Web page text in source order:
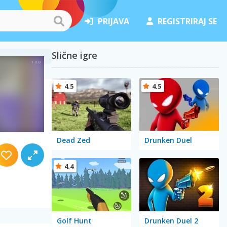
PRIJAVA REGISTRIRAJ SE
Slične igre
Dead Zed
4.5
Drunken Duel
4.5
Golf Hunt
4.4
Drunken Duel 2